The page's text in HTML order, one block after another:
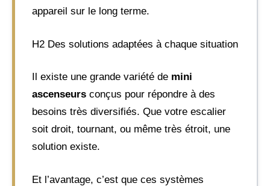
appareil sur le long terme.
H2 Des solutions adaptées à chaque situation
Il existe une grande variété de mini
ascenseurs conçus pour répondre à des
besoins très diversifiés. Que votre escalier
soit droit, tournant, ou même très étroit, une
solution existe.
Et l’avantage, c’est que ces systèmes